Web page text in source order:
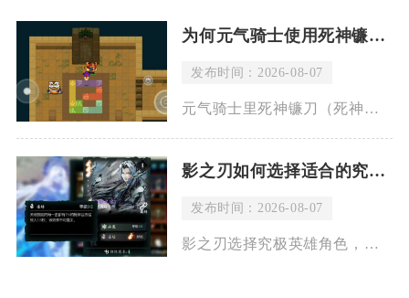
为何元气骑士使用死神镰刀会有血流
发布时间：2026-08-07
元气骑士里死神镰刀（死神之息）释放技能时出现流血特效，是武器固有机制导致，并非敌
影之刃如何选择适合的究极英雄角色
发布时间：2026-08-07
影之刃选择究极英雄角色，核心思路并不是单纯挑选强度最高的角色，而是结合自身操作习